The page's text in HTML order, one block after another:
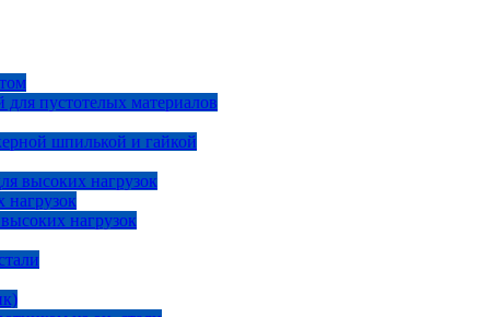
для пустотелых материалов
шпилькой и гайкой
высоких нагрузок
нагрузок
нагрузок